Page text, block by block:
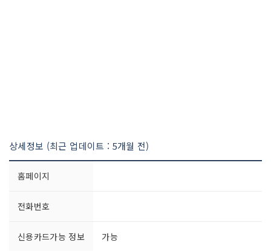
상세정보 (최근 업데이트 : 5개월 전)
홈페이지
전화번호
신용카드가능 정보 가능